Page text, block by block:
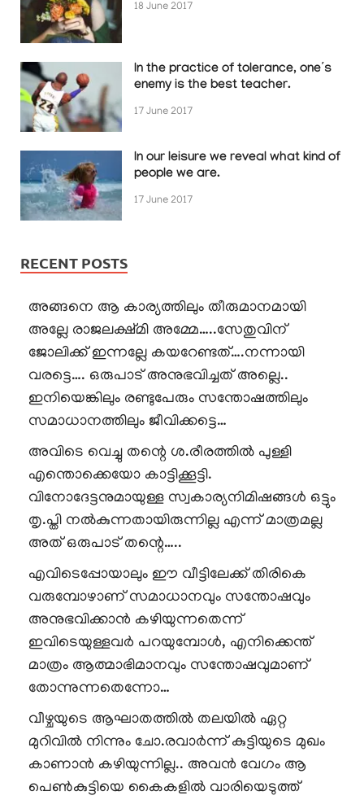
18 June 2017
In the practice of tolerance, one’s
enemy is the best teacher.
17 June 2017
In our leisure we reveal what kind of
people we are.
17 June 2017
RECENT POSTS
അങ്ങനെ ആ കാര്യത്തിലും തീരുമാനമായി
അല്ലേ രാജലക്ഷ്മി അമ്മേ…..സേതുവിന്
ജോലിക്ക് ഇന്നല്ലേ കയറേണ്ടത്….നന്നായി
വരട്ടെ…. ഒരുപാട് അനുഭവിച്ചത് അല്ലെ..
ഇനിയെങ്കിലും രണ്ടുപേരും സന്തോഷത്തിലും
സമാധാനത്തിലും ജീവിക്കട്ടെ…
അവിടെ വെച്ചു തന്റെ ശ.രീരത്തിൽ പുള്ളി
എന്തൊക്കെയോ കാട്ടിക്കൂട്ടി.
വിനോദേട്ടനുമായുള്ള സ്വകാര്യനിമിഷങ്ങൾ ഒട്ടും
തൃ.പ്തി നൽകുന്നതായിരുന്നില്ല എന്ന് മാത്രമല്ല
അത് ഒരുപാട് തന്റെ…..
എവിടെപ്പോയാലും ഈ വീട്ടിലേക്ക് തിരികെ
വരുമ്പോഴാണ് സമാധാനവും സന്തോഷവും
അനുഭവിക്കാൻ കഴിയുന്നതെന്ന്
ഇവിടെയുള്ളവർ പറയുമ്പോൾ, എനിക്കെന്ത്
മാത്രം ആത്മാഭിമാനവും സന്തോഷവുമാണ്
തോന്നുന്നതെന്നോ…
വീഴ്ചയുടെ ആഘാതത്തിൽ തലയിൽ ഏറ്റ
മുറിവിൽ നിന്നും ചോ.രവാർന്ന് കുട്ടിയുടെ മുഖം
കാണാൻ കഴിയുന്നില്ല.. അവൻ വേഗം ആ
പെൺകുട്ടിയെ കൈകളിൽ വാരിയെടുത്ത്